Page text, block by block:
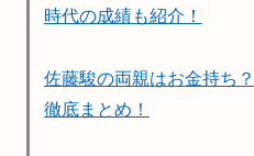
時代の成績も紹介！
佐藤駿の両親はお金持ち
徹底まとめ！